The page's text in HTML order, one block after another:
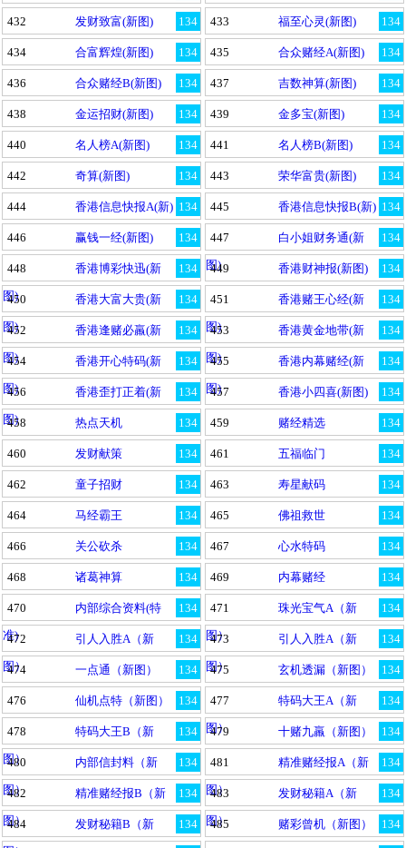
134
432 发财致富(新图) 134
433 福至心灵(新图)
134
434 合富辉煌(新图) 134
435 合众赌经A(新图)
134
436 合众赌经B(新图) 134
437 吉数神算(新图)
134
438 金运招财(新图) 134
439 金多宝(新图)
134
440 名人榜A(新图) 134
441 名人榜B(新图)
134
442 奇算(新图) 134
443 荣华富贵(新图)
134
444 香港信息快报A(新) 134
445 香港信息快报B(新)
134
446 赢钱一经(新图) 134
447
白小姐财务通(新
图)
134
448
香港博彩快迅(新
图)
134
449 香港财神报(新图)
134
450
香港大富大贵(新
图)
134
451
香港赌王心经(新
图)
134
452
香港逢赌必羸(新
图)
134
453
香港黄金地带(新
图)
134
454
香港开心特码(新
图)
134
455
香港内幕赌经(新
图)
134
456
香港歪打正着(新
图)
134
457 香港小四喜(新图)
134
458 热点天机 134
459 赌经精选
134
460 发财献策 134
461 五福临门
134
462 童子招财 134
463 寿星献码
134
464 马经霸王 134
465 佛祖救世
134
466 关公砍杀 134
467 心水特码
134
468 诸葛神算 134
469 内幕赌经
134
470
内部综合资料(特
准)
134
471
珠光宝气A（新
图）
134
472
引人入胜A（新
图）
134
473
引人入胜A（新
图）
134
474 一点通（新图） 134
475 玄机透漏（新图）
134
476 仙机点特（新图） 134
477
特码大王A（新
图）
134
478
特码大王B（新
图）
134
479 十赌九羸（新图）
134
480
内部信封料（新
图）
134
481
精准赌经报A（新
图）
134
482
精准赌经报B（新
图）
134
483
发财秘籍A（新
图）
134
484
发财秘籍B（新
134
485 赌彩曾机（新图）